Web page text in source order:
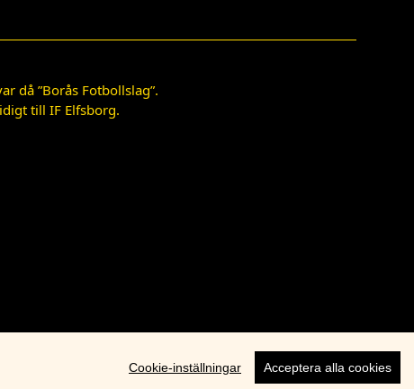
då ”Borås Fotbollslag”.
till IF Elfsborg.
Cookie-inställningar Acceptera alla cookies